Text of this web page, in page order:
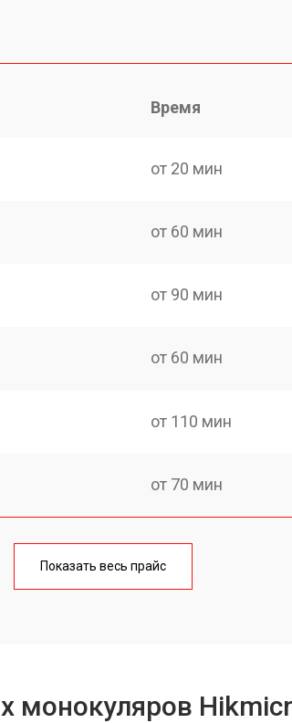
Время
от 20 мин
от 60 мин
от 90 мин
от 60 мин
от 110 мин
от 70 мин
от 80 мин
Показать весь прайс
монокуляров